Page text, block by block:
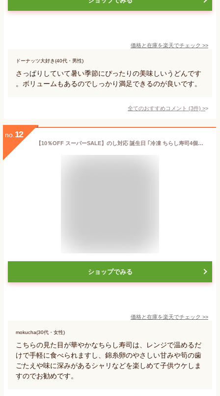
価格と在庫を楽天でチェック >>
ドーナッツ大好き(40代・男性)
さっぱりしていて暑い季節にぴったりの美味しいうどんです
。ボリュームもあるのでしっかり満足できるのが良いです。
全てのおすすめコメント (3件) >
no. 12
【10％OFF スーパーSALE】のし対応 誕生日 ｢冷凍 ちらし寿司4個入｣ 誕生日お祝い 長寿祝い 冷凍総菜 和風惣菜 レンジ加熱【奈良土産 柿の葉寿司いざさ 中谷本舗 グルメ 公式】加熱寿司 チラシ寿司 食べ物 食品 冷凍寿司 春ギフト 日時指定【冷凍食品】
ショップでみる
価格と在庫を楽天でチェック >>
mokucha(30代・女性)
こちらの見た目が華やかなちらし寿司は、レンジで温めるだ
けで手軽に食べられますし、錦糸卵のやさしい甘みや筍の歯
ごたえや味に深みがあるシャリなどを楽しめて子供ウケしま
すのでお勧めです。